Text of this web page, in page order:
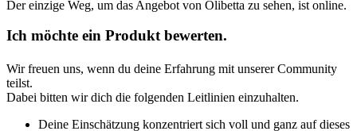
Der einzige Weg, um das Angebot von Olibetta zu sehen, ist online.
Ich möchte ein Produkt bewerten.
Wir freuen uns, wenn du deine Erfahrung mit unserer Community
teilst.
Dabei bitten wir dich die folgenden Leitlinien einzuhalten.
Deine Einschätzung konzentriert sich voll und ganz auf dieses